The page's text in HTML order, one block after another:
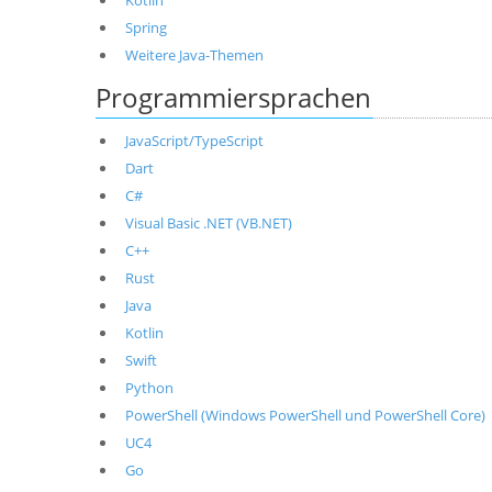
Spring
Weitere Java-Themen
Programmiersprachen
JavaScript/TypeScript
Dart
C#
Visual Basic .NET (VB.NET)
C++
Rust
Java
Kotlin
Swift
Python
PowerShell (Windows PowerShell und PowerShell Core)
UC4
Go